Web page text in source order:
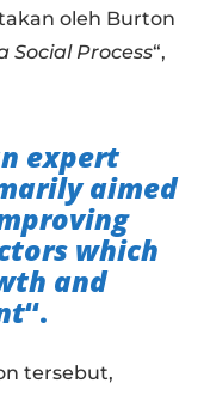
oleh Burton
Social Process“,
expert
aimed
which
and
“.
tersebut,